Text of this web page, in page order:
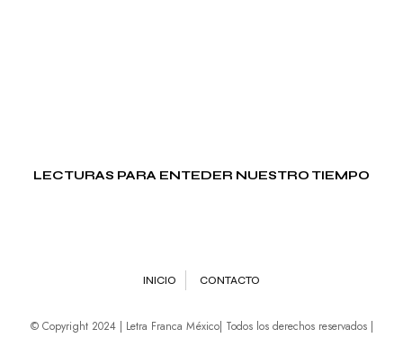
LECTURAS PARA ENTEDER NUESTRO TIEMPO
INICIO CONTACTO
© Copyright 2024 | Letra Franca México| Todos los derechos reservados |